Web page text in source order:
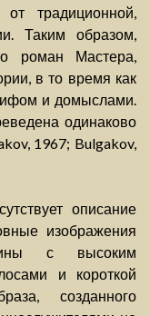
традиционной,
Таким образом,
роман Мастера,
в то время как
и домыслами.
одинаково
1967; Bulgakov,
описание
изображения
с высоким
и короткой
созданного